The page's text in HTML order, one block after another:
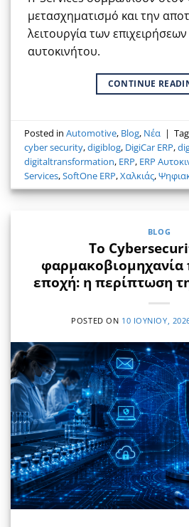
μετασχηματισμό και την
λειτουργία των
αυτοκινήτου.
CONTINUE
Posted inAutomotive, Blog, Νέα |
cyber security,digiblog, DigiCar ERP,
digitaltransformation, ERP, ERP
Services,SoftOne ERP,Χαλκιάς,
BLOG
Το
φαρμακοβιομηχανία
εποχή: η περίπτωση
POSTED ON 10 ΙΟΥΝΊΟΥ,